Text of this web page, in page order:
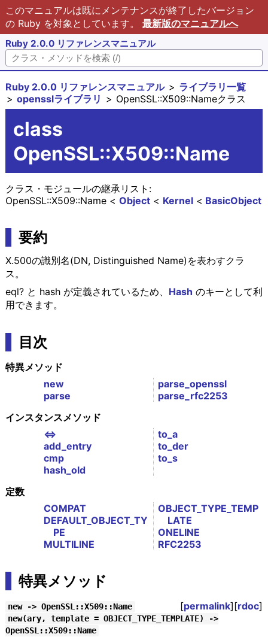
このマニュアルは既にメンテナンスが終了したバージョン
の Ruby を対象としています。 最新版のマニュアルへ
Ruby 2.0.0 リファレンスマニュアル
Ruby 2.0.0 リファレンスマニュアル
ライブラリ一覧
opensslライブラリ
OpenSSL::X509::Nameクラス
class
OpenSSL::X509::Name
クラス・モジュールの継承リスト:
BasicObject
Kernel
Object
OpenSSL::X509::Name
要約
X.500の識別名(DN, Distinguished Name)を表わすクラ
ス。
eql? と hash が定義されているため、 Hash のキーとして利
用できます。
目次
特異メソッド
new
parse
parse_openssl
parse_rfc2253
インスタンスメソッド
<=>
add_entry
cmp
hash_old
to_a
to_der
to_s
定数
COMPAT
DEFAULT_OBJECT_TY
PE
MULTILINE
OBJECT_TYPE_TEMP
LATE
ONELINE
RFC2253
特異メソッド
new -> OpenSSL::X509::Name [permalink][rdoc]
new(ary, template = OBJECT_TYPE_TEMPLATE) ->
OpenSSL::X509::Name